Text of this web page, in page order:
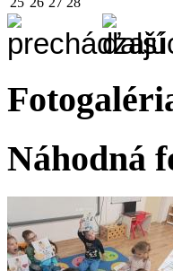
Náhodná